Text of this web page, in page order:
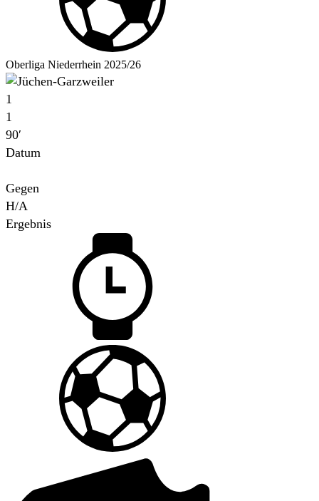
Oberliga Niederrhein 2025/26
1
1
90′
Datum
Gegen
H/A
Ergebnis